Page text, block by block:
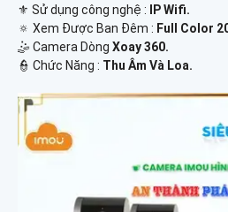
⚜️ Sử dụng công nghệ :
IP Wifi.
🔅 Xem Được Ban Đêm : Full Color
🤹 Camera Dòng Xoay 360.
️👮 Chức Năng : Thu Âm Và Loa.